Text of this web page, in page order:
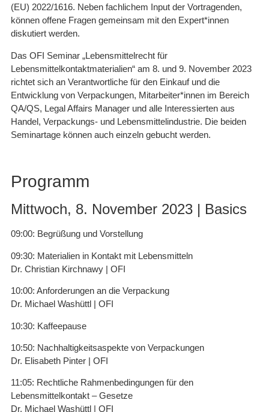
(EU) 2022/1616. Neben fachlichem Input der Vortragenden,
können offene Fragen gemeinsam mit den Expert*innen
diskutiert werden.
Das OFI Seminar „Lebensmittelrecht für
Lebensmittelkontaktmaterialien“ am 8. und 9. November 2023
richtet sich an Verantwortliche für den Einkauf und die
Entwicklung von Verpackungen, Mitarbeiter*innen im Bereich
QA/QS, Legal Affairs Manager und alle Interessierten aus
Handel, Verpackungs- und Lebensmittelindustrie. Die beiden
Seminartage können auch einzeln gebucht werden.
Programm
Mittwoch, 8. November 2023 | Basics
09:00: Begrüßung und Vorstellung
09:30: Materialien in Kontakt mit Lebensmitteln
Dr. Christian Kirchnawy | OFI
10:00: Anforderungen an die Verpackung
Dr. Michael Washüttl | OFI
10:30: Kaffeepause
10:50: Nachhaltigkeitsaspekte von Verpackungen
Dr. Elisabeth Pinter | OFI
11:05: Rechtliche Rahmenbedingungen für den
Lebensmittelkontakt – Gesetze
Dr. Michael Washüttl | OFI